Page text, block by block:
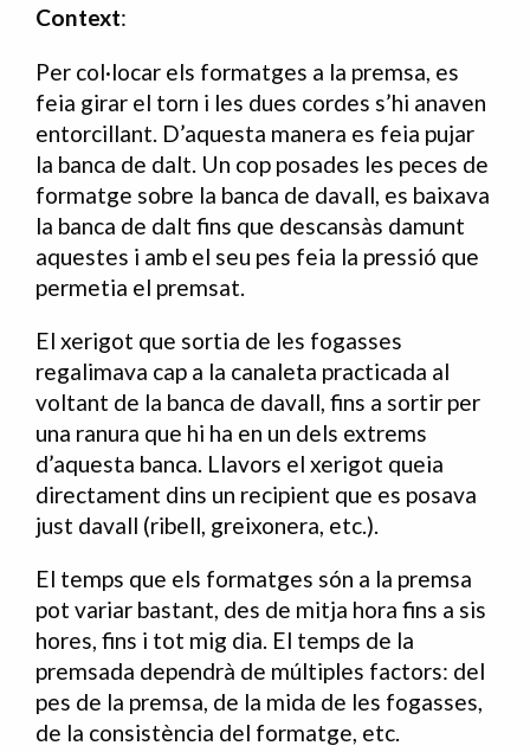
Context:
Per col·locar els formatges a la premsa, es
feia girar el torn i les dues cordes s’hi anaven
entorcillant. D’aquesta manera es feia pujar
la banca de dalt. Un cop posades les peces de
formatge sobre la banca de davall, es baixava
la banca de dalt fins que descansàs damunt
aquestes i amb el seu pes feia la pressió que
permetia el premsat.
El xerigot que sortia de les fogasses
regalimava cap a la canaleta practicada al
voltant de la banca de davall, fins a sortir per
una ranura que hi ha en un dels extrems
d’aquesta banca. Llavors el xerigot queia
directament dins un recipient que es posava
just davall (ribell, greixonera, etc.).
El temps que els formatges són a la premsa
pot variar bastant, des de mitja hora fins a sis
hores, fins i tot mig dia. El temps de la
premsada dependrà de múltiples factors: del
pes de la premsa, de la mida de les fogasses,
de la consistència del formatge, etc.